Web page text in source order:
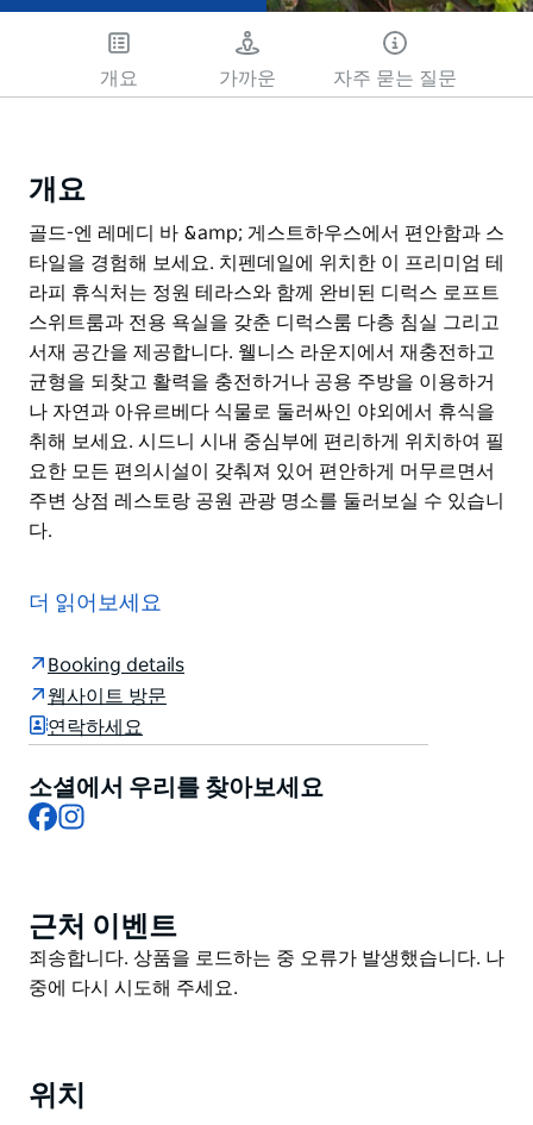
개요 가까운 자주 묻는 질문
개요
골드-엔 레메디 바 &amp; 게스트하우스에서 편안함과 스
타일을 경험해 보세요. 치펜데일에 위치한 이 프리미엄 테
라피 휴식처는 정원 테라스와 함께 완비된 디럭스 로프트
스위트룸과 전용 욕실을 갖춘 디럭스룸 다층 침실 그리고
서재 공간을 제공합니다. 웰니스 라운지에서 재충전하고
균형을 되찾고 활력을 충전하거나 공용 주방을 이용하거
나 자연과 아유르베다 식물로 둘러싸인 야외에서 휴식을
취해 보세요. 시드니 시내 중심부에 편리하게 위치하여 필
요한 모든 편의시설이 갖춰져 있어 편안하게 머무르면서
주변 상점 레스토랑 공원 관광 명소를 둘러보실 수 있습니
다.
을 경험해 보세요.
라스와 함께 완비된 디럭스 로프트 스위트룸과 전용 욕실
을 갖춘 디럭스룸 다층 침실 그리고 서재 공간을 제공합니
다.
전하거나 공용 주방을 이용하거나 자연과 아유르베다 식
물로 둘러싸인 야외에서 휴식을 취해 보세요.
스토랑 공원 관광 명소를 둘러보실 수 있습니다.
더 읽어보세요
Booking details
웹사이트 방문
연락하세요
소셜에서 우리를 찾아보세요
Facebook
Product
List
근처 이벤트
Product
List
죄송합니다. 상품을 로드하는 중 오류가 발생했습니다. 나
중에 다시 시도해 주세요.
위치